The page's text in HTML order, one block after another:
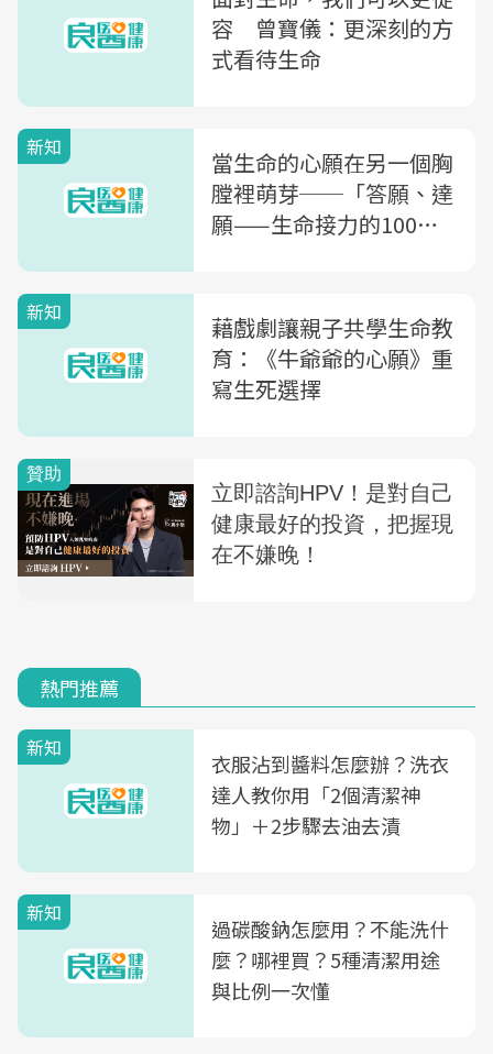
容 曾寶儀：更深刻的方
式看待生命
新知
當生命的心願在另一個胸
膛裡萌芽──「答願、達
願——生命接力的100個
新知
藉戲劇讓親子共學生命教
育：《牛爺爺的心願》重
寫生死選擇
熱門推薦
新知
衣服沾到醬料怎麼辦？洗衣
達人教你用「2個清潔神
物」＋2步驟去油去漬
新知
過碳酸鈉怎麼用？不能洗什
麼？哪裡買？5種清潔用途
與比例一次懂